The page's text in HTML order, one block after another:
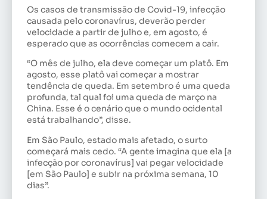
Os casos de transmissão de Covid-19, infecção
causada pelo coronavírus, deverão perder
velocidade a partir de julho e, em agosto, é
esperado que as ocorrências comecem a cair.
“O mês de julho, ela deve começar um platô. Em
agosto, esse platô vai começar a mostrar
tendência de queda. Em setembro é uma queda
profunda, tal qual foi uma queda de março na
China. Esse é o cenário que o mundo ocidental
está trabalhando”, disse.
Em São Paulo, estado mais afetado, o surto
começará mais cedo. “A gente imagina que ela [a
infecção por coronavírus] vai pegar velocidade
[em São Paulo] e subir na próxima semana, 10
dias”.